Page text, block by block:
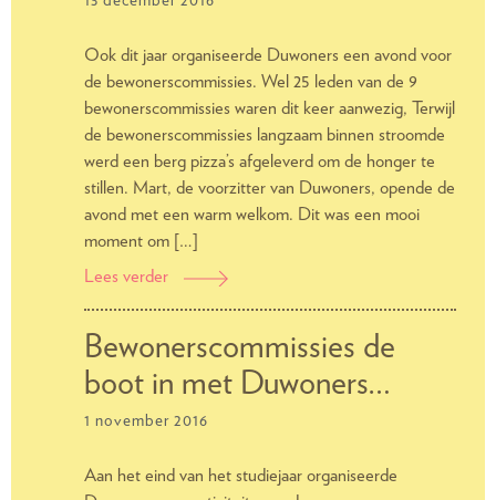
vertrekken?
Ook dit jaar organiseerde Duwoners een avond voor
de bewonerscommissies. Wel 25 leden van de 9
bewonerscommissies waren dit keer aanwezig, Terwijl
de bewonerscommissies langzaam binnen stroomde
werd een berg pizza’s afgeleverd om de honger te
stillen. Mart, de voorzitter van Duwoners, opende de
avond met een warm welkom. Dit was een mooi
moment om […]
Lees verder
BC-
(pizza)
succes!
Bewonerscommissies de
boot in met Duwoners…
1 november 2016
Aan het eind van het studiejaar organiseerde